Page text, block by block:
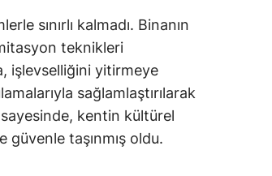
sınırlı kalmadı. Binanın
teknikleri
işlevselliğini yitirmeye
sağlamlaştırılarak
sayesinde, kentin kültürel
güvenle taşınmış oldu.